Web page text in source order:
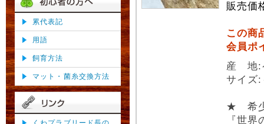
累代表記
用語
飼育方法
マット・菌糸交換方法
販売価
この商
会員ポ
産 地:
サイズ
★ 希
『世